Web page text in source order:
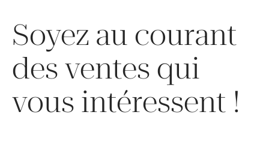
Soyez au courant
des ventes qui
vous intéressent !